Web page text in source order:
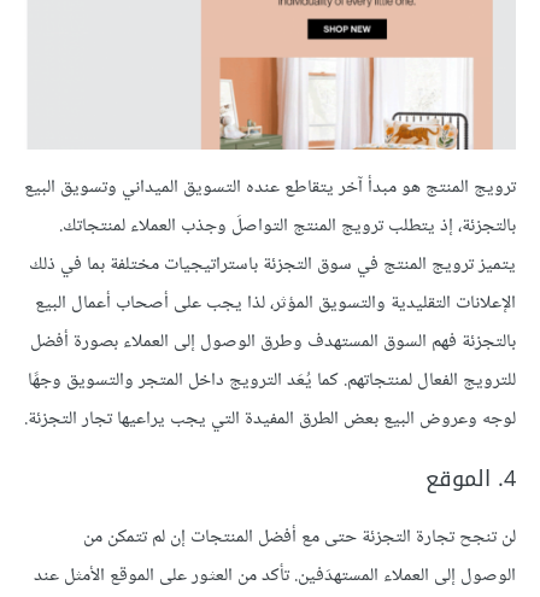
ترويج المنتج هو مبدأ آخر يتقاطع عنده التسويق الميداني وتسويق البيع
بالتجزئة، إذ يتطلب ترويج المنتج التواصلَ وجذب العملاء لمنتجاتك.
يتميز ترويج المنتج في سوق التجزئة باستراتيجيات مختلفة بما في ذلك
الإعلانات التقليدية والتسويق المؤثر، لذا يجب على أصحاب أعمال البيع
بالتجزئة فهم السوق المستهدف وطرق الوصول إلى العملاء بصورة أفضل
للترويج الفعال لمنتجاتهم. كما يُعَد الترويج داخل المتجر والتسويق وجهًا
لوجه وعروض البيع بعض الطرق المفيدة التي يجب يراعيها تجار التجزئة.
4. الموقع
لن تنجح تجارة التجزئة حتى مع أفضل المنتجات إن لم تتمكن من
الوصول إلى العملاء المستهدَفين. تأكد من العثور على الموقع الأمثل عند